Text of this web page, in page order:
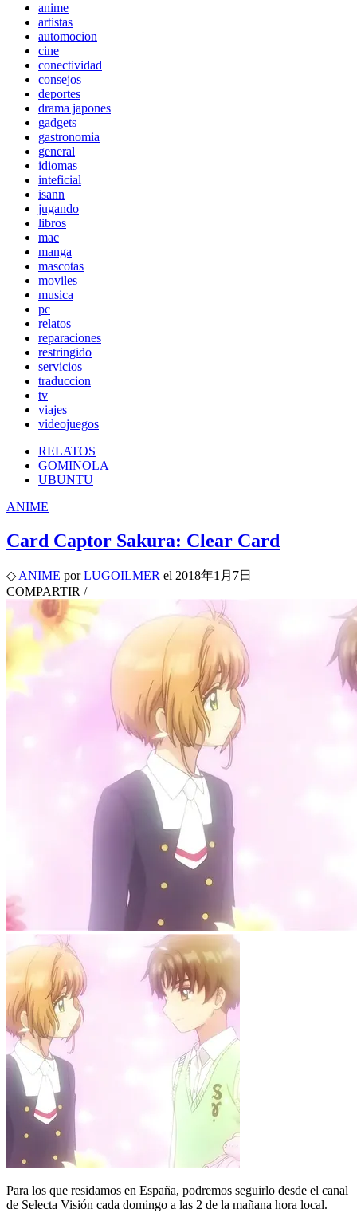
anime
artistas
automocion
cine
conectividad
consejos
deportes
drama japones
gadgets
gastronomia
general
idiomas
inteficial
isann
jugando
libros
mac
manga
mascotas
moviles
musica
pc
relatos
reparaciones
restringido
servicios
traduccion
tv
viajes
videojuegos
RELATOS
GOMINOLA
UBUNTU
ANIME
Card Captor Sakura: Clear Card
◇ ANIME por LUGOILMER el 2018年1月7日
COMPARTIR / –
Para los que residamos en España, podremos seguirlo desde el canal
de Selecta Visión cada domingo a las 2 de la mañana hora local.